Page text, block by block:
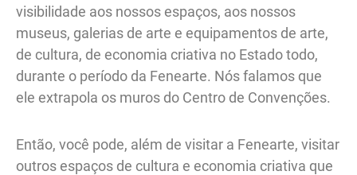
visibilidade aos nossos espaços, aos nossos
museus, galerias de arte e equipamentos de arte,
de cultura, de economia criativa no Estado todo,
durante o período da Fenearte. Nós falamos que
ele extrapola os muros do Centro de Convenções.
Então, você pode, além de visitar a Fenearte, visitar
outros espaços de cultura e economia criativa que